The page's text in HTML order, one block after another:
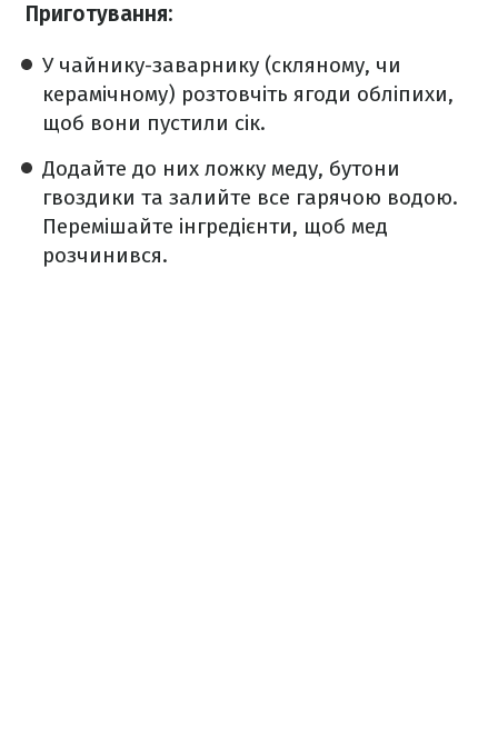
Приготування:
У чайнику-заварнику (скляному, чи
керамічному) розтовчіть ягоди обліпихи,
щоб вони пустили сік.
Додайте до них ложку меду, бутони
гвоздики та залийте все гарячою водою.
Перемішайте інгредієнти, щоб мед
розчинився.